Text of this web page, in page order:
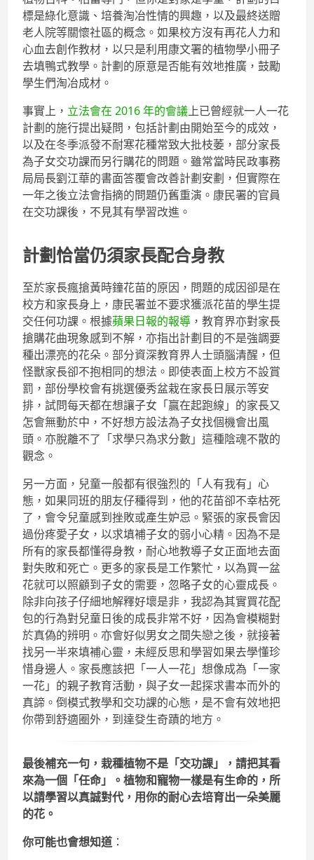
標是綠化意識、培養淘冶性情的興趣，以及最終送贈
老人院等關懷社區的概念。如果校方沒有再花人力和
心血去創作教材，以只是利用康文署的植物學小冊子
去填鴨式教學。計劃的原意是否能有效地推廣，鼓勵
學生們淘冶成材。
事實上， 立法會在 2016 年的會議上已曾經就一人一花
計劃的施行提出疑問，包括計劃由開始至今的成效，
以及在冬季派發不耐寒花種常致大批枝萎，部分家長
為子女交功課而另行購花的問題。雖常當時民政事務
局局長劉江華的書面答覆會改善計劃安劃，但實際在
一年之後立法會指摘的問題仍舊重演。康民署的官員
在交功課後，不見其有學習改進。
計劃恰當仍須家長配合身教
至於家長瘋搶黃時鐘花苗的原因，問題的成因卻是在
校方和家長身上，康民署並不要求獲派花苗的學生提
交任何功課。根據蘋果日報的報導 ，教育界亦對家長
搶購花曲現象感到不解，亦指出計劃目的不是強調要
種出漂亮的花朵。部分資深教育界人士頭腦清醒，但
怪獸家長卻不抱相同的想法。即使表面上校方不設賞
罰，部份學校會有挑選優秀盆栽在家長日展示等安
排，試問每天都在想讓子女「贏在起跑線」的家長又
怎會無動於中，不好想方設法為子女找個機會出風
頭。亦脫離不了「求學只為求分數」這種陰魂不散的
觀念。
另一方面，兒童一般都有很強烈的「人有我有」心
態，如果同班的朋友仔種得到，他的花苗卻不幸枯死
了，會令兒童感到挫敗或產生妒忌。緊張的家長會因
過份疼愛子女，以求填補子女的弱小心精。因為不是
所有的家長都懂得身教，耐心地教導子女正面地去面
對失敗和死亡。更多的家長是工作繁忙，以為買一盆
花就可以照顧到子女的需要，忽略子女的心靈成長。
除非向孩子仔細地解釋好壞是非，我認為其實買花配
包的行為對兒童日後的成長非常不好，因為會模糊對
於真偽的辨明。亦會好似男女之間失戀之後，就接著
找另一半來填補心靈，未經反思和學習如果去學懂珍
惜身邊人。家長應該把「一人一花」想像成為「一家
一花」的親子教育活動，與子女一起探求書本而外的
真諦。倒模式教學和交功課的心態，是不會有效地把
你帶到舒適圈外，到達癹生奇蹟的地方。
最後補充一句，栽種植物不是「交功課」，請把其看
來為一個「任命」。植物和寵物一樣是有生命的，所
以請學習以真誠對代，用你的耐心去培育出一朵美麗
的花。
你可能也會想知道 ：